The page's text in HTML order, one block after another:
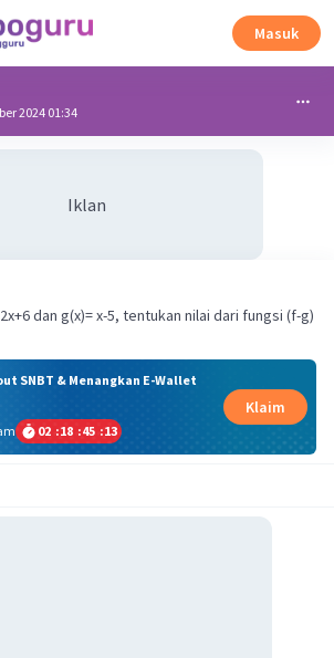
Masuk
2024 01:34
Iklan
dan g(x)= x-5, tentukan nilai dari fungsi (f-g)
SNBT & Menangkan E-Wallet
02 :18 :45 :13
Klaim